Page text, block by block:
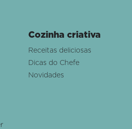
Cozinha criativa
Receitas deliciosas
Dicas do Chefe
Novidades